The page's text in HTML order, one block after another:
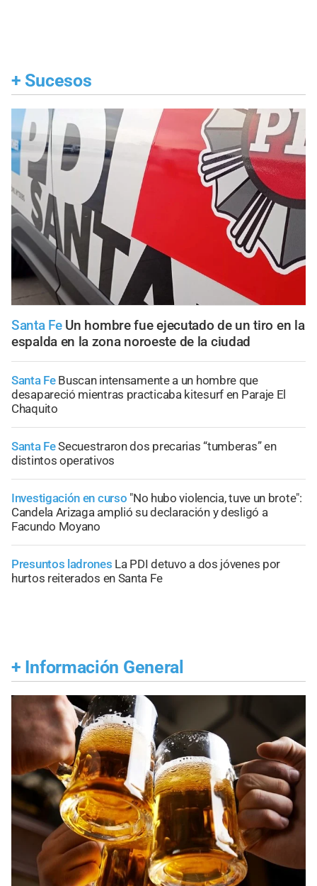
+ Sucesos
Santa Fe Un hombre fue ejecutado de un tiro en la
espalda en la zona noroeste de la ciudad
Santa Fe Buscan intensamente a un hombre que
desapareció mientras practicaba kitesurf en Paraje El
Chaquito
Santa FeSecuestraron dos precarias “tumberas” en
distintos operativos
Investigación en curso "No hubo violencia, tuve un brote":
Candela Arizaga amplió su declaración y desligó a
Facundo Moyano
Presuntos ladrones La PDI detuvo a dos jóvenes por
hurtos reiterados en Santa Fe
+ Información General